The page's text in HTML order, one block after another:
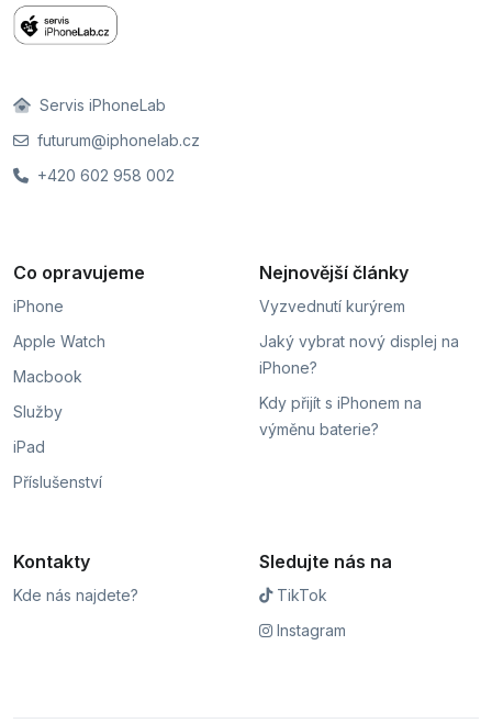
Servis iPhoneLab
futurum@iphonelab.cz
+420 602 958 002
Co opravujeme
iPhone
Apple Watch
Macbook
Služby
iPad
Příslušenství
Nejnovější články
Vyzvednutí kurýrem
Jaký vybrat nový displej na
iPhone?
Kdy přijít s iPhonem na
výměnu baterie?
Kontakty
Kde nás najdete?
Sledujte nás na
TikTok
Instagram